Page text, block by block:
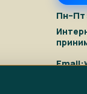
Email: